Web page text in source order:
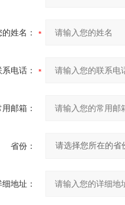
的姓名：
系电话：
用邮箱：
省份：
细地址：